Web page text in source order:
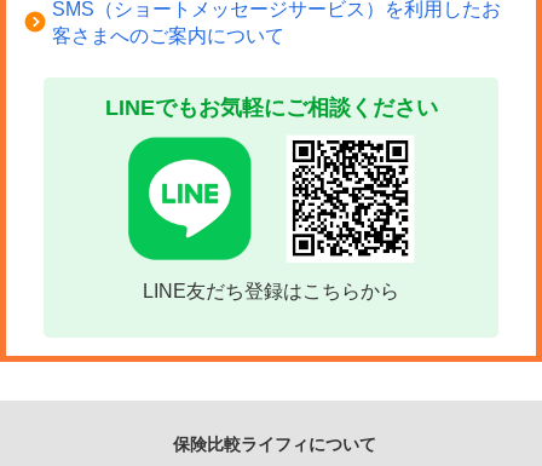
SMS（ショートメッセージサービス）を利用したお
客さまへのご案内について
LINEでもお気軽にご相談ください
LINE友だち登録はこちらから
保険比較ライフィについて